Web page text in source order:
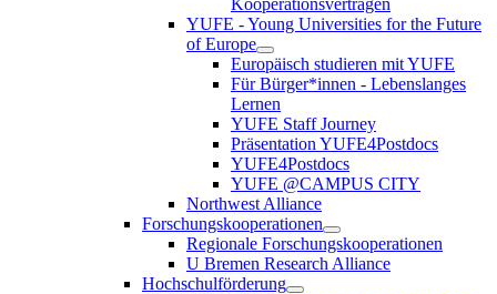
YUFE - Young Universities for the Future
of Europe
Europäisch studieren mit YUFE
Für Bürger*innen - Lebenslanges
Lernen
YUFE Staff Journey
Präsentation YUFE4Postdocs
YUFE4Postdocs
YUFE @CAMPUS CITY
Northwest Alliance
Forschungskooperationen
Regionale Forschungskooperationen
U Bremen Research Alliance
Hochschulförderung